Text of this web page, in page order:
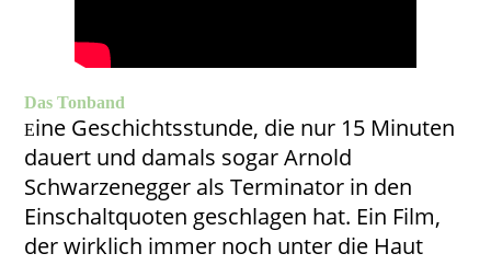
Das Tonband
Eine Geschichtsstunde, die nur 15 Minuten
dauert und damals sogar Arnold
Schwarzenegger als Terminator in den
Einschaltquoten geschlagen hat. Ein Film,
der wirklich immer noch unter die Haut